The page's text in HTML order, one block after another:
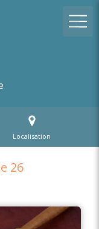
Localisation
26